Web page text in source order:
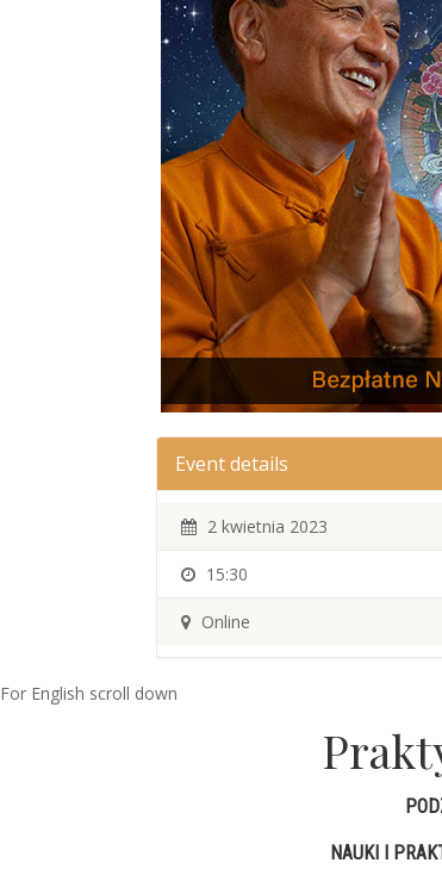
Event details
2 kwietnia 2023
15:30
Online
For English scroll down
NAUKI I